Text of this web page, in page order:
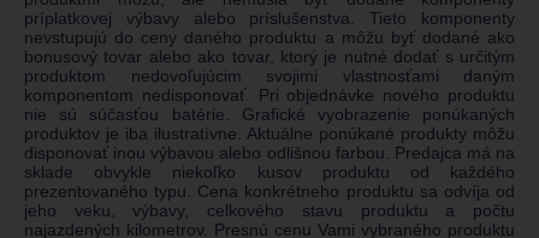
príplatkovej výbavy alebo príslušenstva. Tieto komponenty
nevstupujú do ceny daného produktu a môžu byť dodané ako
bonusový tovar alebo ako tovar, ktorý je nutné dodať s určitým
produktom nedovoľujúcim svojimi vlastnosťami daným
komponentom nedisponovať. Pri objednávke nového produktu
nie sú súčasťou batérie. Grafické vyobrazenie ponúkaných
produktov je iba ilustratívne. Aktuálne ponúkané produkty môžu
disponovať inou výbavou alebo odlišnou farbou. Predajca má na
sklade obvykle niekoľko kusov produktu od každého
prezentovaného typu. Cena konkrétneho produktu sa odvíja od
jeho veku, výbavy, celkového stavu produktu a počtu
najazdených kilometrov. Presnú cenu Vami vybraného produktu